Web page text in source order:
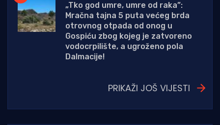
„Tko god umre, umre od raka”:
Mračna tajna 5 puta većeg brda
otrovnog otpada od onog u
Gospiću zbog kojeg je zatvoreno
vodocrpilište, a ugroženo pola
Dalmacije!
PRIKAŽI JOŠ VIJESTI